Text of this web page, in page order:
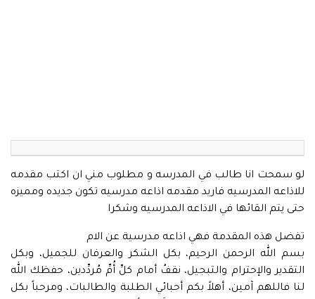
لو سمحت انا طالب في المدرسه و مطلوب مني ان اكتب مقدمه
للاذاعه المدرسيه فاريد مقدمه اذاعه مدرسيه تكون جديده ومميزه
حتى يتم القائها في الاذاعه المدرسيه وشكرا
تفضل هذه المقدمة فهي اذاعه مدرسية عن الام
بسم الله الرحمن الرحيم، بكل الشكر والعرفان للجميل، وبكل
التقدير والإحترام والتبجيل، نقفُ أمام كلِّ أُمِّ مُردِّدين، حفظك الله
لنا فاللهم آمين، أهلاً بكم أحبائي الطلبة والطالبات، ومرحباً بكل